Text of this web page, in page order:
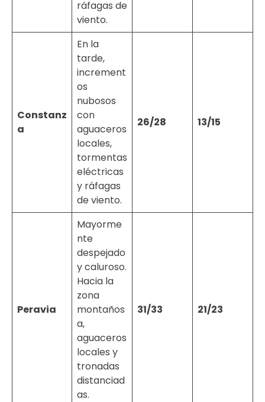
ráfagas de
viento.
Constanz
a
En la
tarde,
increment
os
nubosos
con
aguaceros
locales,
tormentas
eléctricas
y ráfagas
de viento.
26/28 13/15
Peravia
Mayorme
nte
despejado
y caluroso.
Hacia la
zona
montaños
a,
aguaceros
locales y
tronadas
distanciad
as.
31/33 21/23